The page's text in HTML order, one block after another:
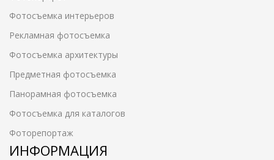
Фотосъемка интерьеров
Рекламная фотосъемка
Фотосъемка архитектуры
Предметная фотосъемка
Панорамная фотосъемка
Фотосъемка для каталогов
Фоторепортаж
ИНФОРМАЦИЯ